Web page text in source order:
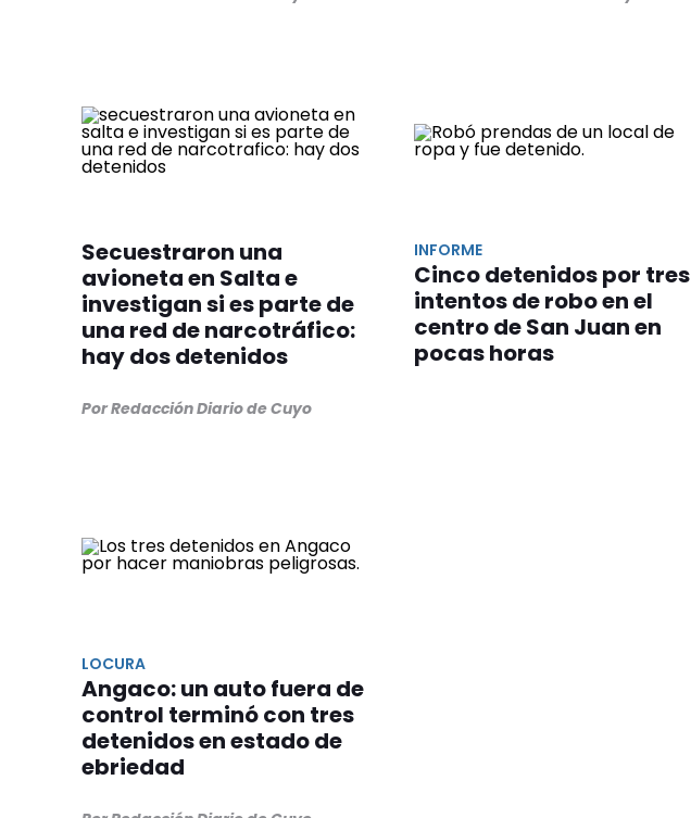
Secuestraron una
avioneta en Salta e
investigan si es parte de
una red de narcotráfico:
hay dos detenidos
Por Redacción Diario de Cuyo
INFORME
Cinco detenidos por tres
intentos de robo en el
centro de San Juan en
pocas horas
LOCURA
Angaco: un auto fuera de
control terminó con tres
detenidos en estado de
ebriedad